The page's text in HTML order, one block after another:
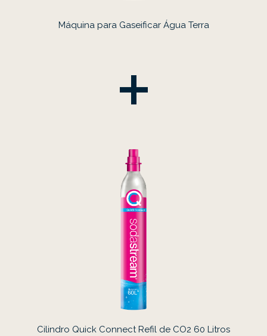
Máquina para Gaseificar Água Terra
Cilindro Quick Connect Refil de CO2 60 Litros